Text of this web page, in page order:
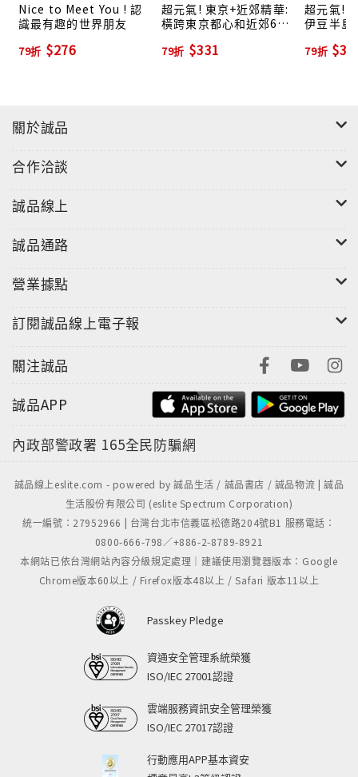
提供實用住宿情報，從認識奧地利的住宿選擇、等級與
價位，建構讀者的初步認識後，分別就維也納與薩爾斯
堡兩座城市，推薦各個等級的飯店、旅館，提供遊客下
王瑤琴
台灣省嘉義市人，早期創作以散文和現代詩為主，與友
影，曾經擔任華航雜誌攝影編輯。1991年，在恆昶藝廊
術館舉辦個人攝影展，主題「王子的居所─印度拉賈斯
教學等工作，足跡遍及世界各角落，包括：印度、尼泊
加、阿拉斯加、哥倫比亞、巴拿馬、哥斯大黎加、俄羅
路斯、突尼西亞、馬爾它……等共計54個國家。其中，
旅行次數超過10次以上的國家是日本、印度和尼泊爾。
著有《開始到印度助旅行》《開始到日本賞櫻》《澳
《西班牙．葡萄牙》、《奧地利．捷克．匈牙利》《認
尼泊爾、西藏、恆河訪勝等30餘本。
■本書目錄
行前篇
主題篇
Nice to Meet You ! 認
識最有趣的世界朋友
79折 $276
超元氣! 東京+近郊精華:
橫跨東京都心和近郊6縣
+好食樂購!
79折 $331
超元氣!
伊豆半島
79折
關於誠品
合作洽談
誠品線上
誠品通路
營業據點
訂閱誠品線上電子報
關注誠品
誠品APP
內政部警政署 165全民防騙網
誠品線上eslite.com - powered by 誠品生活 / 誠品書店 / 誠品物流 | 誠品
生活股份有限公司 (eslite Spectrum Corporation)
統一編號：27952966 | 台灣台北市信義區松德路204號B1 服務電話：
0800-666-798／+886-2-8789-8921
本網站已依台灣網站內容分級規定處理｜建議使用瀏覽器版本：Google
Chrome版本60以上 / Firefox版本48以上 / Safari 版本11以上
Passkey Pledge
資通安全管理系統榮獲
ISO/IEC 27001認證
雲端服務資訊安全管理榮獲
ISO/IEC 27017認證
行動應用APP基本資安